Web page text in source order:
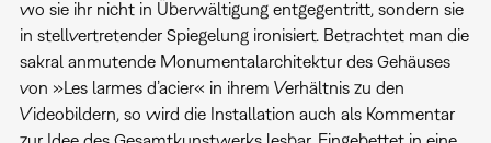
wo sie ihr nicht in Überwältigung entgegentritt, sondern sie
in stellvertretender Spiegelung ironisiert. Betrachtet man die
sakral anmutende Monumentalarchitektur des Gehäuses
von »Les larmes d’acier« in ihrem Verhältnis zu den
Videobildern, so wird die Installation auch als Kommentar